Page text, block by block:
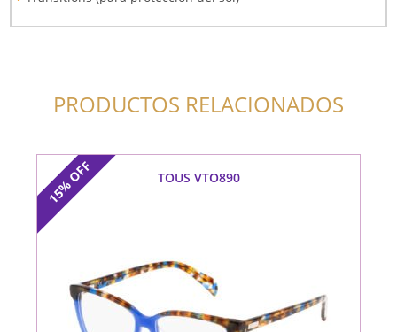
PRODUCTOS RELACIONADOS
15%
OFF TOUS VTO890